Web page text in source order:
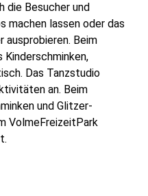
die Besucher und
machen lassen oder das
ausprobieren. Beim
Das Tanzstudio
an. Beim
und Glitzer-
VolmeFreizeitPark